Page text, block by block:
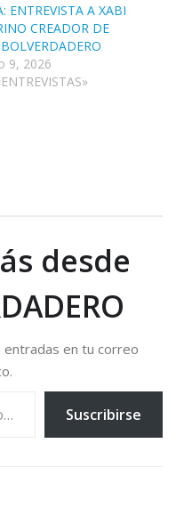
ENTREVISTA A XABI
CREADOR DE
9, 2026
desde
entradas en tu correo
Suscribirse